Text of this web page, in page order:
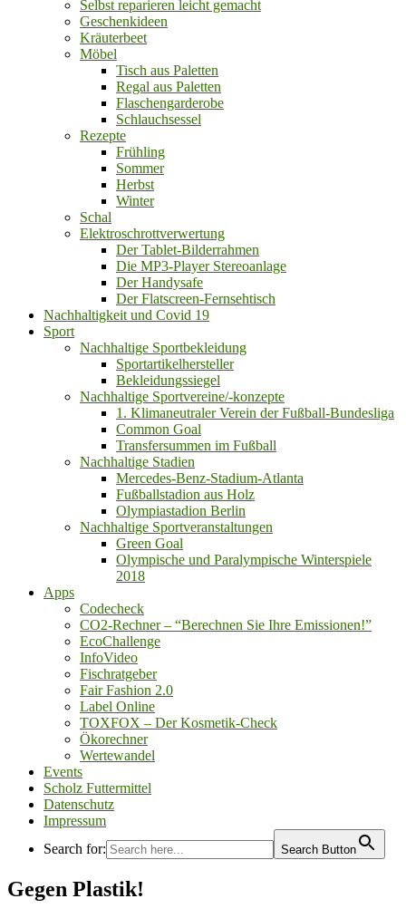
Selbst reparieren leicht gemacht
Geschenkideen
Kräuterbeet
Möbel
Tisch aus Paletten
Regal aus Paletten
Flaschengarderobe
Schlauchsessel
Rezepte
Frühling
Sommer
Herbst
Winter
Schal
Elektroschrottverwertung
Der Tablet-Bilderrahmen
Die MP3-Player Stereoanlage
Der Handysafe
Der Flatscreen-Fernsehtisch
Nachhaltigkeit und Covid 19
Sport
Nachhaltige Sportbekleidung
Sportartikelhersteller
Bekleidungssiegel
Nachhaltige Sportvereine/-konzepte
1. Klimaneutraler Verein der Fußball-Bundesliga
Common Goal
Transfersummen im Fußball
Nachhaltige Stadien
Mercedes-Benz-Stadium-Atlanta
Fußballstadion aus Holz
Olympiastadion Berlin
Nachhaltige Sportveranstaltungen
Green Goal
Olympische und Paralympische Winterspiele
2018
Apps
Codecheck
CO2-Rechner – “Berechnen Sie Ihre Emissionen!”
EcoChallenge
InfoVideo
Fischratgeber
Fair Fashion 2.0
Label Online
TOXFOX – Der Kosmetik-Check
Ökorechner
Wertewandel
Events
Scholz Futtermittel
Datenschutz
Impressum
Search for:
Search Button
Gegen Plastik!